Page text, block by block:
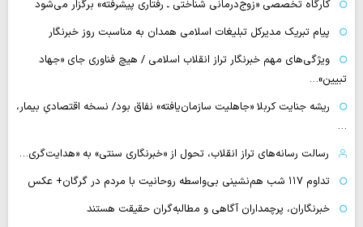
کارگاه تخصصی «زوج‌درمانی شناختی ـ رفتاری پیشرفته» برگزار می‌شود
پیام تبریک مدیرکل تبلیغات اسلامی همدان به مناسبت روز خبرنگار
ویژگی‌های مهم خبرنگار تراز انقلاب اسلامی / هیچ فناوری‌ جای «جهاد
تبیین»…
ریشه جنایت کربلا «جاهلیت سازمان‌یافته» نفاق بود/ نسخه اقتصادیِ بیمار،
…
رسالت رسانه‌های تراز انقلاب، تحول از «خبرنگاری سنتی» به «هدایت‌گری…
تداوم ۱۱۷ شب هم‌نشینی بی‌واسطه روحانیت با مردم در گرگان+ عکس
خبرنگاران، پرچمداران آگاهی و مطالبه‌گران حقیقت هستند